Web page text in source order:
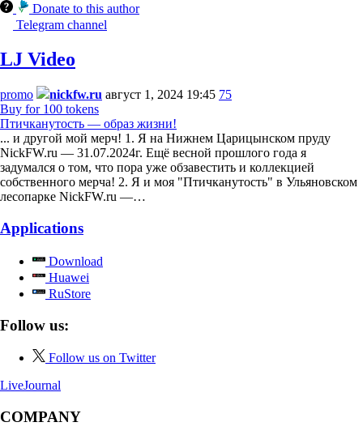
Donate to this author
Telegram channel
LJ Video
promo nickfw.ru август 1, 2024 19:45 75
Buy for 100 tokens
Птичканутость — образ жизни!
... и другой мой мерч! 1. Я на Нижнем Царицынском пруду
NickFW.ru — 31.07.2024г. Ещё весной прошлого года я
задумался о том, что пора уже обзавестить и коллекцией
собственного мерча! 2. Я и моя "Птичканутость" в Ульяновском
лесопарке NickFW.ru —…
Applications
Download
Huawei
RuStore
Follow us:
Follow us on Twitter
LiveJournal
COMPANY